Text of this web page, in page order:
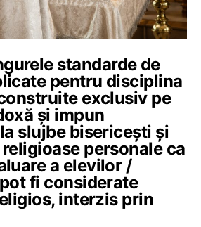
standarde de
pentru disciplina
exclusiv pe
și impun
slujbe bisericești și
personale ca
a elevilor /
fi considerate
interzis prin